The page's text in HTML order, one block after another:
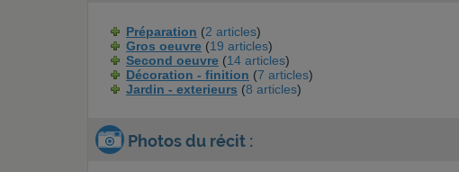
Préparation (2 articles)
Gros oeuvre (19 articles)
Second oeuvre (14 articles)
Décoration - finition (7 articles)
Jardin - exterieurs (8 articles)
Photos du récit :